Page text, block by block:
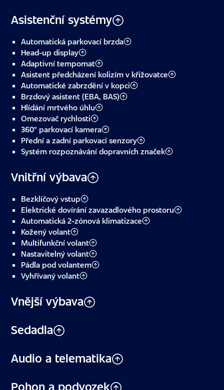
Asistenční systémy
Automatická parkovací brzda
Head-up display
Adaptivní tempomat
Asistent předcházení kolizím v křižovatce
Automatické zabrzdění v kopci
Brzdový asistent (EBA, BAS)
Hlídání mrtvého úhlu
Omezovač rychlosti
360° parkovací kamera
Přední a zadní parkovací senzory
Systém rozpoznávání dopravních značek
Vnitřní výbava
Bezklíčový vstup
Elektrické dovírání zavazadlového prostoru
Automatická 2-zónová klimatizace
Kožený volant
Multifunkční volant
Nastavitelný volant
Pádla pod volantem
Vyhřívaný volant
Vnější výbava
Sedadla
Audio a telematika
Pohon a podvozek